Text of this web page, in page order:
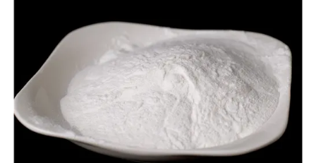
SITO
POLITICA
SULLA
RISERVATEZZA